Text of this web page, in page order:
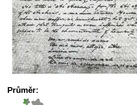
Průměr: